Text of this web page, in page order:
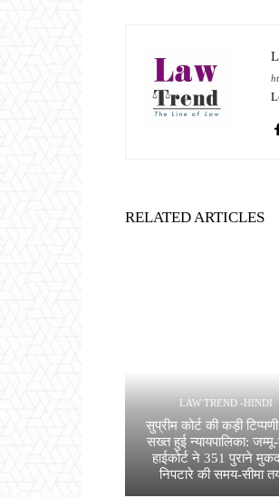
RELATED ARTICLES
LAW TREND -HINDI
सुप्रीम कोर्ट की कड़ी
सख्त हुई न्यायपालिका:
हाईकोर्ट ने 351 पुराने
निपटारे की समय-सीमा